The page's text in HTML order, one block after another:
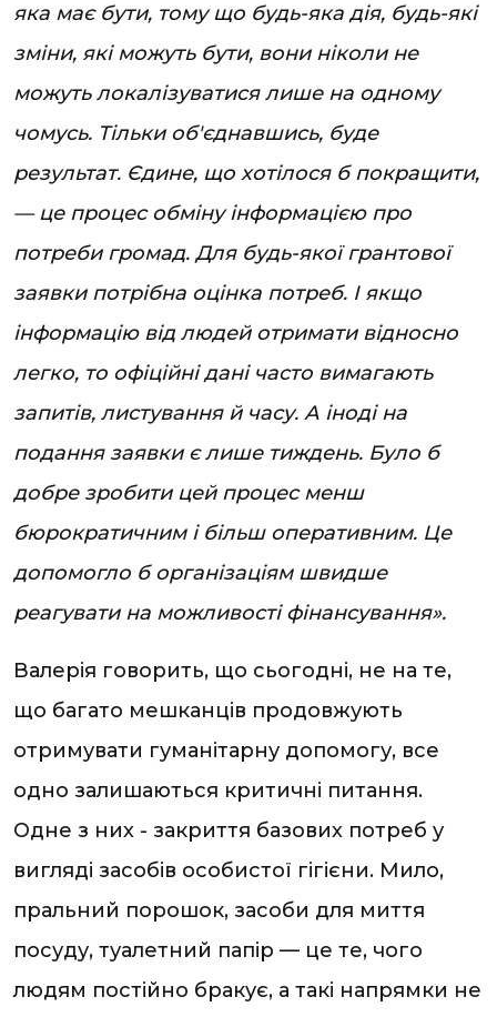
яка має бути, тому що будь-яка дія, будь-які
зміни, які можуть бути, вони ніколи не
можуть локалізуватися лише на одному
чомусь. Тільки об'єднавшись, буде
результат. Єдине, що хотілося б покращити,
— це процес обміну інформацією про
потреби громад. Для будь-якої грантової
заявки потрібна оцінка потреб. І якщо
інформацію від людей отримати відносно
легко, то офіційні дані часто вимагають
запитів, листування й часу. А іноді на
подання заявки є лише тиждень. Було б
добре зробити цей процес менш
бюрократичним і більш оперативним. Це
допомогло б організаціям швидше
реагувати на можливості фінансування».
Валерія говорить, що сьогодні, не на те,
що багато мешканців продовжують
отримувати гуманітарну допомогу, все
одно залишаються критичні питання.
Одне з них - закриття базових потреб у
вигляді засобів особистої гігієни. Мило,
пральний порошок, засоби для миття
посуду, туалетний папір — це те, чого
людям постійно бракує, а такі напрямки не